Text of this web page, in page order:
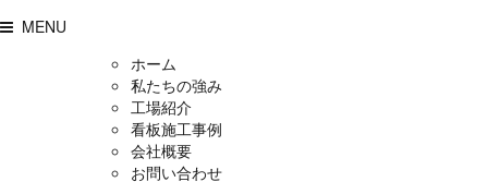
MENU
ホーム
私たちの強み
工場紹介
看板施工事例
会社概要
お問い合わせ